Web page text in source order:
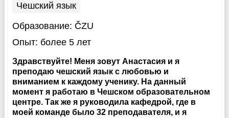
Чешский язык
Образование: ČZU
Опыт: более 5 лет
Здравствуйте! Меня зовут Анастасия и я
преподаю чешский язык с любовью и
вниманием к каждому ученику. На данный
момент я работаю в Чешском образовательном
центре. Так же я руководила кафедрой, где в
моей команде было 32 преподавателя, и я